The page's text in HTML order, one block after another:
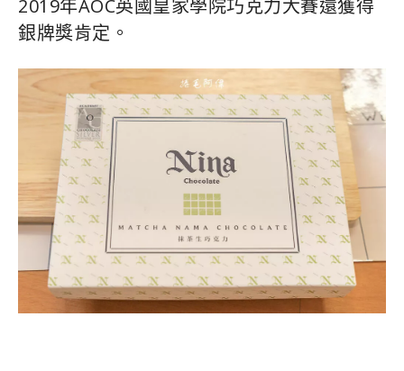
2019年AOC英國皇家學院巧克力大賽還獲得
銀牌獎肯定。